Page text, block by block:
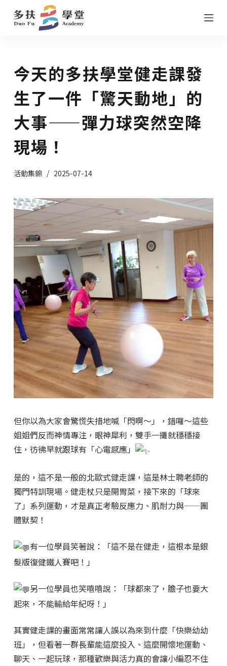
跳
至
內
今天的多扶學堂健走課發
生了一件「驚天動地」的
大事——彈力球突然空降
現場！
活動集錦 2025-07-14
但你以為大家會驚慌失措地喊「閃啊～」，錯囉～這些
姐姐們反而神情專注，眼神犀利，雙手一攤就穩穩接
住，彷彿早就跟球有「心電感應」
是的，這不是一般的北歐式健走課，這是林士聘老師的
獨門特訓現場。健走杖只是開胃菜，接下來的「球來
了」系列運動，才是真正考驗反應力、肌耐力與——團
體默契！
有一位學員笑著說：「這不是在健走，這根本是銀
髮版復健鐵人賽吧！」
另一位學員也笑嘻嘻說：「球都來了，膽子也要大
起來，不能輸給年紀呀！」
其實健走課的畫面常常讓人誤以為來到什麼「快樂幼幼
班」，但看著一群長輩能這麼投入、這麼開懷地運動、
聊天、一起玩球，那種歡樂與活力真的會讓小編忍不住